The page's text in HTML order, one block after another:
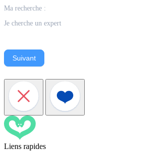
Ma recherche :
Je cherche un expert
Suivant
Liens rapides